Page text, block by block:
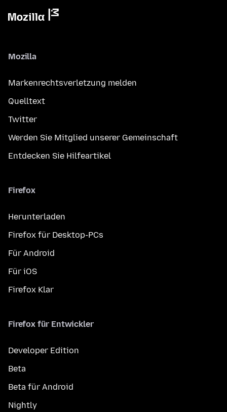
Mozilla
Markenrechtsverletzung melden
Quelltext
Twitter
Werden Sie Mitglied unserer Gemeinschaft
Entdecken Sie Hilfeartikel
Firefox
Herunterladen
Firefox für Desktop-PCs
Für Android
Für iOS
Firefox Klar
Firefox für Entwickler
Developer Edition
Beta
Beta für Android
Nightly